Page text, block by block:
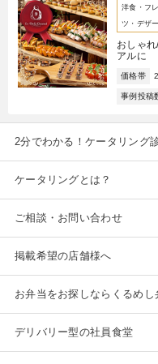
洋食・フ
ツ・デザ
おしゃ
アルに
価格帯
事例投稿
2分でわかる！ケータリング
ケータリングとは？
ご相談・お問い合わせ
掲載希望の店舗様へ
お弁当をお探しならくるめし
デリバリー型の社員食堂